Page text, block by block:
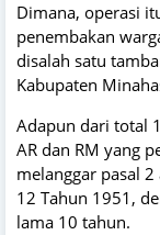
Dimana, operasi
penembakan
disalah satu
Kabupaten
Adapun dari total
AR dan RM yang
melanggar pasal
12 Tahun 1951,
lama 10 tahun.